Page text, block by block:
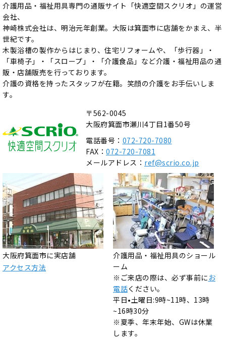
介護用品・福祉用具専門の通販サイト「快適空間スクリオ」の運営
会社、
神崎株式会社は、明治元年創業。大阪は箕面市に店舗をかまえ、半
世紀です。
木製浴槽の製作からはじまり、住宅リフォームや、「歩行器」・
「車椅子」・「スロープ」・「介護食品」など介護・福祉用品の通
販・店舗販売を行っております。
介護の資格を持ったスタッフが在籍。笑顔の介護をお手伝いしま
す。
〒562-0045
大阪府箕面市瀬川4丁目1番50号
電話番号： 072-720-7080
FAX： 072-720-7081
メールアドレス： ref@scrio.co.jp
大阪府箕面市に実店舗
アクセス方法
介護用品・福祉用具のショール
ーム
※ご来店の際は、必ず事前に お
電話ください。
平日•土曜日:9時~11時、13時
~16時30分
※夏季、年末年始、GWは休業
します。